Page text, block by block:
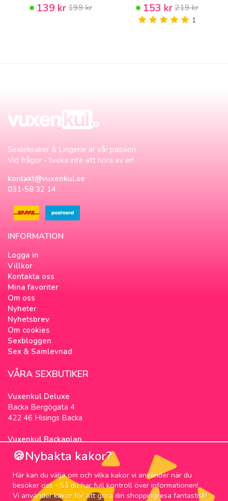
139 kr199 kr 153 kr219 kr
1
Sexleksaker & Lingerie är vår passion.
Vid frågor - tveka inte att höra av er!
kontakt@vuxenkul.se
031-58 32 14
INFORMATION
Logga in
Villkor
Kontakta oss
Mina favoriter
Om oss
Nyheter
Nyhetsbrev
Om cookies
Sexbloggen
Sex & Samlevnad
VÅRA SEXBUTIKER
Vuxenkul Deluxe
Backa Bergögata 4
422 46 Hisings Backa
Vuxenkul Backaplan
Färgfabriksgatan 3
417 05 Göteborg
NYHETSBREV
🍪Nybakta kakor?
Här kan du välja om och vilka kakor vi använder när du
besöker oss - Så du har full kontroll över informationen!
Vi använder kakor för att göra din shoppingresa fantastisk!